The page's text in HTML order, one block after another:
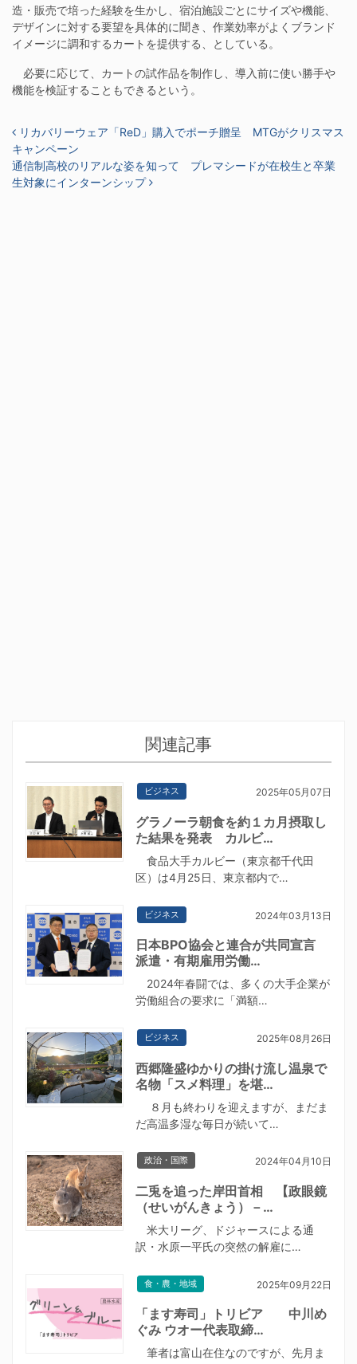
造・販売で培った経験を生かし、宿泊施設ごとにサイズや機能、
デザインに対する要望を具体的に聞き、作業効率がよくブランド
イメージに調和するカートを提供する、としている。
必要に応じて、カートの試作品を制作し、導入前に使い勝手や
機能を検証することもできるという。
投稿ナビゲーション
リカバリーウェア「ReD」購⼊でポーチ贈呈 MTGがクリスマス
キャンペーン
通信制高校のリアルな姿を知って プレマシードが在校生と卒業
生対象にインターンシップ
関連記事
ビジネス 2025年05月07日
グラノーラ朝食を約１カ月摂取し
た結果を発表 カルビ…
食品大手カルビー（東京都千代田
区）は4月25日、東京都内で…
ビジネス 2024年03月13日
日本BPO協会と連合が共同宣言
派遣・有期雇用労働…
2024年春闘では、多くの大手企業が
労働組合の要求に「満額…
ビジネス 2025年08月26日
西郷隆盛ゆかりの掛け流し温泉で
名物「スメ料理」を堪…
８月も終わりを迎えますが、まだま
だ高温多湿な毎日が続いて…
政治・国際 2024年04月10日
二兎を追った岸田首相 【政眼鏡
（せいがんきょう）－…
米大リーグ、ドジャースによる通
訳・水原一平氏の突然の解雇に…
食・農・地域 2025年09月22日
「ます寿司」トリビア 中川め
ぐみ ウオー代表取締…
筆者は富山在住なのですが、先月ま